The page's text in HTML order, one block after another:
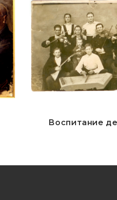
Воспитание